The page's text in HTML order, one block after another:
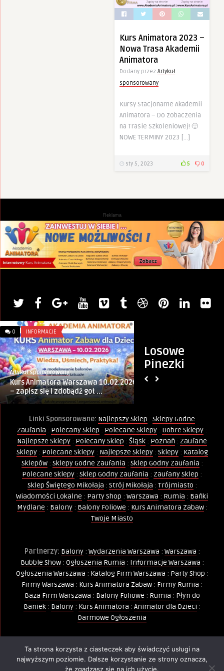
Kurs Animatora 2023 –
Nowa Trasa Akademii
Animatora
Dodany przez Artykuł
sponsorowany
Kursy Stacjonarne Akademii
Animatora – Do zobaczenia
na Trasie Szkoleniowej! 🙂
NOWE TERMINY 2023 […]
sty 5, 2023 5 0
Reklama
Losowe
Pinezki
0 INFORMACJE
Artykuł sponsorowany
Kurs Animatora Warszawa 10.02.2026
– zapisz się i zdobądź got ...
Linki Sponsorowane: Najlepszy Sklep : Sklepy Godne
Zaufania : Polecany Sklep : Polecane Sklepy : Dobre Sklepy :
Najlepsze Sklepy : Polecany Sklep : Śląsk : Poznań : Zaufane
Sklepy: Polecane Sklepy: Najlepsze Sklepy: Sklepy: Katalog
Sklepów: Sklepy Godne Zaufania : Sklep Godny Zaufania :
Polecane Sklepy : Sklep Godny Zaufania : Zaufany Sklep :
Sklep Świętego Mikołaja : Strój Mikołaja : Trójmiasto :
Wiadomości Lokalne : Party Shop : Warszawa : Rumia : Bańki
Mydlane : Balony: Balony Foliowe : Kurs Animatora Zabaw:
Twoje Miasto
Partnerzy: Balony: Wydarzenia Warszawa : Warszawa :
Bubble Show: Ogłoszenia Rumia : Informacje Warszawa :
Ogłoszenia Warszawa : Katalog Firm Warszawa : Party Shop :
Firmy Warszawa : Kurs Animatora Zabaw : Firmy Rumia :
Baza Firm Warszawa : Balony Foliowe : Rumia : Płyn do
Baniek : Balony : Kurs Animatora : Animator dla Dzieci :
Darmowe Ogłoszenia
Wszelkie Prawa Zastrzeżone - Kopiowanie, powielanie i
wykorzystywanie treści, zdjęć, grafik jest zabronione -
Ta strona korzysta z ciasteczek aby świadczyć usługi na
najwyższym poziomie. Dalsze korzystanie ze strony oznacza,
że zgadzasz się na ich użycie.